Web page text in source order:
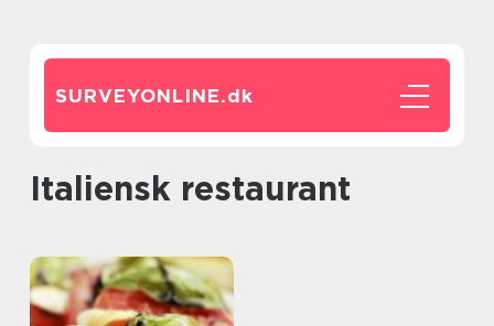
SURVEYONLINE.dk
italiensk restaurant